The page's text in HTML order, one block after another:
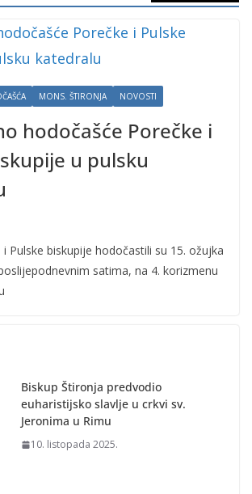
MONS. ŠTIRONJA NOVOSTI
hodočašće Porečke i
u pulsku
i Pulske biskupije hodočastili su 15. ožujka
satima, na 4. korizmenu
Biskup Štironja predvodio
euharistijsko slavlje u crkvi sv.
Jeronima u Rimu
10. listopada 2025.